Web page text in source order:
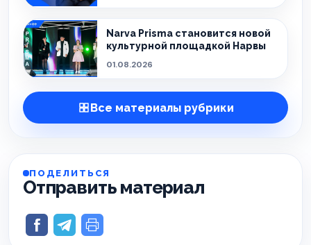
Narva Prisma становится новой
культурной площадкой Нарвы
01.08.2026
Все материалы рубрики
ПОДЕЛИТЬСЯ
Отправить материал